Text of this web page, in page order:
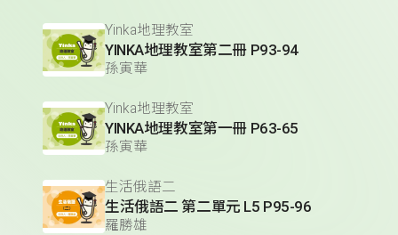
Yinka地理教室
YINKA地理教室第二冊 P93-94
孫寅華
Yinka地理教室
YINKA地理教室第一冊 P63-65
孫寅華
生活俄語二
生活俄語二 第二單元 L5 P95-96
羅勝雄